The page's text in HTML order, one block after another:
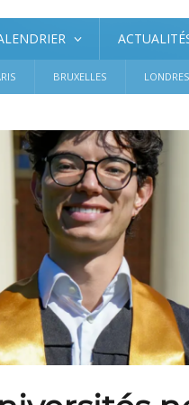
BRUXELLES LONDRES